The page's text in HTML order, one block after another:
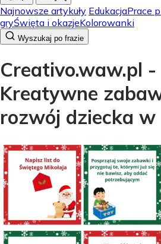
Najnowsze artykuły EdukacjaPrace
gryŚwięta i okazjeKolorowanki
Wyszukaj po frazie
Creativo.waw.pl -
Kreatywne
rozwój dziecka